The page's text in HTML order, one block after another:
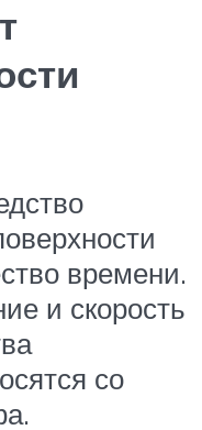
времени.
и скорость
со